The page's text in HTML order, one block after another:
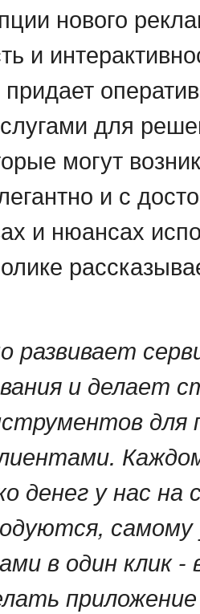
нового
и
для
могут
и с
и нюансах
развивает
и делает
для
денег у нас на
самому
в один клик -